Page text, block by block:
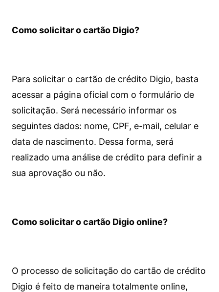
Como solicitar o cartão Digio?
Para solicitar o cartão de crédito Digio, basta
acessar a página oficial com o formulário de
solicitação. Será necessário informar os
seguintes dados: nome, CPF, e-mail, celular e
data de nascimento. Dessa forma, será
realizado uma análise de crédito para definir a
sua aprovação ou não.
Como solicitar o cartão Digio online?
O processo de solicitação do cartão de crédito
Digio é feito de maneira totalmente online,